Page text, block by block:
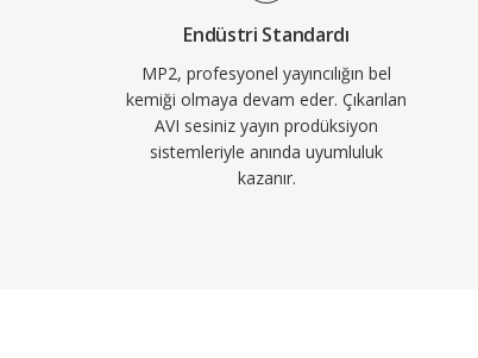
ile Asya yayın
Endüstri Standardı
MP2, profesyonel yayıncılığın bel
kemiği olmaya devam eder. Çıkarılan
AVI sesiniz yayın prodüksiyon
sistemleriyle anında uyumluluk
kazanır.